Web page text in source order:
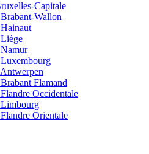
Capitale
Wallon
Flamand
Occidentale
Orientale